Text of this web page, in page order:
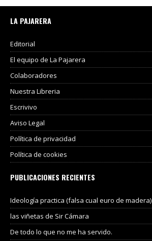
LA PAJARERA
Editorial
El equipo de La Pajarera
Colaboradores
Nuestra Libreria
Escrivivo
Aviso Legal
Política de privacidad
Política de cookies
PUBLICACIONES RECIENTES
Ideología practica (falsa cual euro de madera)
las viñetas de Sir Cámara
De todo lo que no me ha servido.